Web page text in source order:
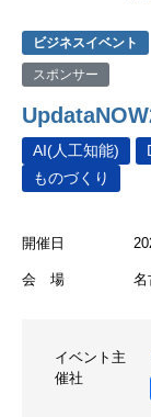
ビジネスイベント
スポンサー
AI(人工知能)
ものづくり
開催日
会 場 名
イベント主
催社